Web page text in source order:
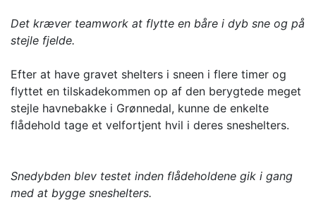
Det kræver teamwork at flytte en båre i dyb sne og på
stejle fjelde.
Efter at have gravet shelters i sneen i flere timer og
flyttet en tilskadekommen op af den berygtede meget
stejle havnebakke i Grønnedal, kunne de enkelte
flådehold tage et velfortjent hvil i deres sneshelters.
Snedybden blev testet inden flådeholdene gik i gang
med at bygge sneshelters.